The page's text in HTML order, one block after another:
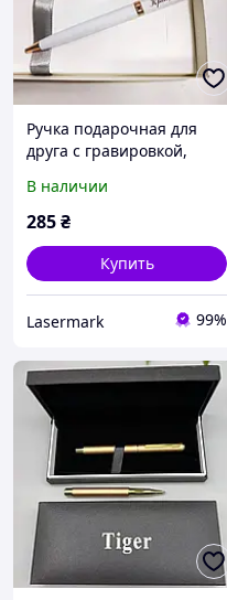
Ручка подарочная для
друга с гравировкой,
(можно добавить ваш
текст)
В наличии
285₴
Купить
Lasermark 99%